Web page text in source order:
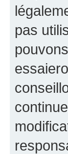
pas